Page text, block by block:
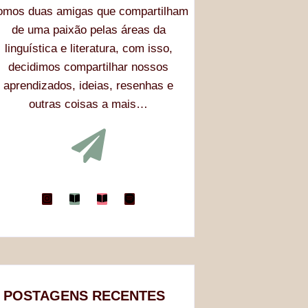
duas amigas que compartilham
de uma paixão pelas áreas da
linguística e literatura, com isso,
decidimos compartilhar nossos
aprendizados, ideias, resenhas e
outras coisas a mais…
POSTAGENS RECENTES